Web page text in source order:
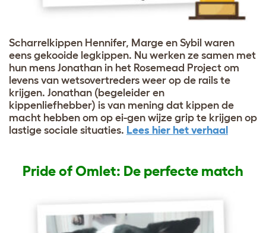
Scharrelkippen Hennifer, Marge en Sybil waren
eens gekooide legkippen. Nu werken ze samen met
hun mens Jonathan in het Rosemead Project om
levens van wetsovertreders weer op de rails te
krijgen. Jonathan (begeleider en
kippenliefhebber) is van mening dat kippen de
macht hebben om op ei-gen wijze grip te krijgen op
lastige sociale situaties. Lees hier het verhaal
Pride of Omlet: De perfecte match